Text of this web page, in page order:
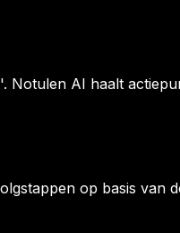
Notulen AI haalt
op basis van